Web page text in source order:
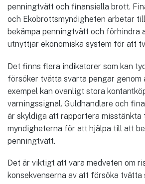
penningtvätt och finansiella brott.
och Ekobrottsmyndigheten arbetar
bekämpa penningtvätt och förhindra
utnyttjar ekonomiska system för att
Det finns flera indikatorer som kan
försöker tvätta svarta pengar genom
exempel kan ovanligt stora
varningssignal. Guldhandlare och
är skyldiga att rapportera misstänkta
myndigheterna för att hjälpa till att
penningtvätt.
Det är viktigt att vara medveten om
konsekvenserna av att försöka tvätta